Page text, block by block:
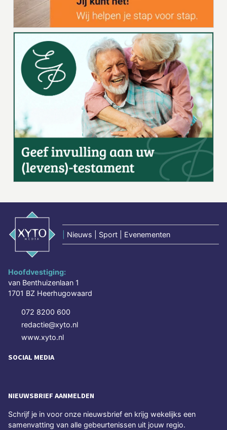
Nieuws | Sport | Evenementen
Hoofdvestiging:
van Benthuizenlaan 1
1701 BZ Heerhugowaard
072 8200 600
redactie@xyto.nl
www.xyto.nl
SOCIAL MEDIA
NIEUWSBRIEF AANMELDEN
Schrijf je in voor onze nieuwsbrief en krijg wekelijks een
samenvatting van alle gebeurtenissen uit jouw regio.